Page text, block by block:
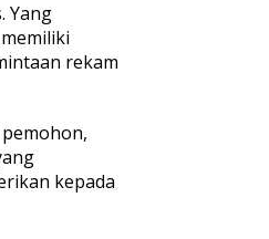
Yang
rekam
kepada